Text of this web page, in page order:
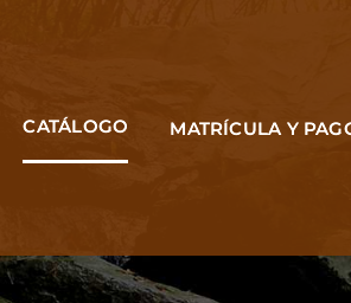
CATÁLOGO MATRÍCULA Y